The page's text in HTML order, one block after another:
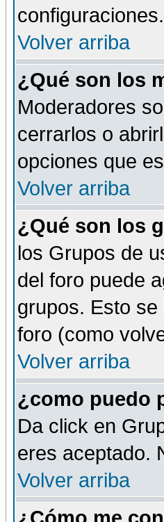
configuraciones.
Volver arriba
¿Qué son los
Moderadores
cerrarlos o
opciones que
Volver arriba
¿Qué son los
los Grupos de
del foro puede
grupos. Esto
foro (como
Volver arriba
¿como puedo
Da click en
eres aceptado.
Volver arriba